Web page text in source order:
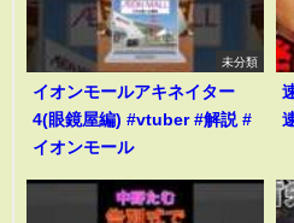
未分類
イオンモールアキネイター
4(眼鏡屋編) #vtuber #解説 #
イオンモール